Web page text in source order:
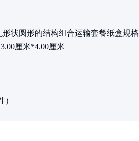
形状圆形的结构组合运输套餐纸盒规格
厘米*4.00厘米
）